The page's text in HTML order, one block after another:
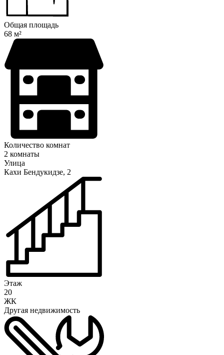
Общая площадь
68 м²
Количество комнат
2 комнаты
Улица
Кахи Бендукидзе, 2
Этаж
20
ЖК
Другая недвижимость